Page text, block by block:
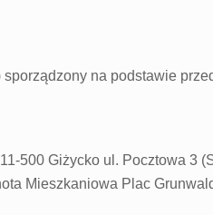
na podstawie
500 Giżycko ul. Pocztowa 3
Mieszkaniowa Plac